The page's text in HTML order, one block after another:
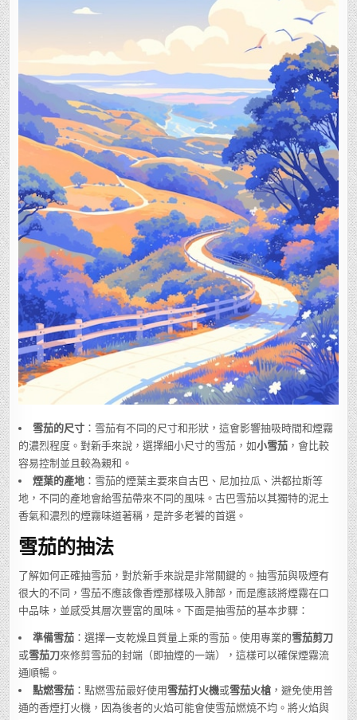
雪茄的尺寸 ：雪茄有不同的尺寸和形狀，這會影響抽吸時間和煙霧
的濃烈程度。對新手來說，選擇細小尺寸的雪茄，如小雪茄 ，會比較
容易控制並且較為親和。
煙葉的產地 ：雪茄的煙葉主要來自古巴、尼加拉瓜、洪都拉斯等
地，不同的產地會給雪茄帶來不同的風味。古巴雪茄以其獨特的泥土
香氣和濃烈的煙霧味道著稱，是許多老饕的首選。
雪茄的抽法
了解如何正確抽雪茄，對於新手來說是非常關鍵的。抽雪茄與吸煙有
很大的不同，雪茄不應該像香煙那樣吸入肺部，而是應該將煙霧在口
中品味，並感受其層次豐富的風味。下面是抽雪茄的基本步驟：
準備雪茄 ：選擇一支乾燥且質量上乘的雪茄。使用專業的雪茄剪刀
或雪茄刀來修剪雪茄的封端（即抽煙的一端），這樣可以確保煙霧流
通順暢。
點燃雪茄 ：點燃雪茄最好使用 雪茄打火機或雪茄火槍 ，避免使用普
通的香煙打火機，因為後者的火焰可能會使雪茄燃燒不均。將火焰與